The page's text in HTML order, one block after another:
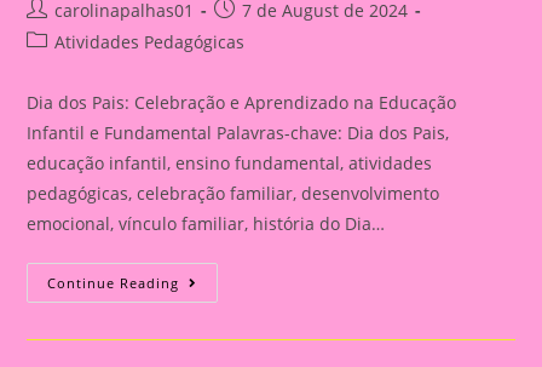
Post
author:
carolinapalhas01
Post
published:
7 de August de 2024
PostAtividades Pedagógicas
Dia dos Pais: Celebração e Aprendizado na Educação
Infantil e Fundamental Palavras-chave: Dia dos Pais,
educação infantil, ensino fundamental, atividades
pedagógicas, celebração familiar, desenvolvimento
emocional, vínculo familiar, história do Dia…
Continue Reading Atividade
Para
Dia